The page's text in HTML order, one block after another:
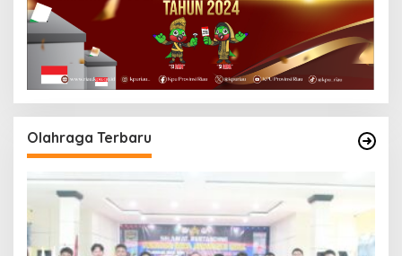
Olahraga Terbaru